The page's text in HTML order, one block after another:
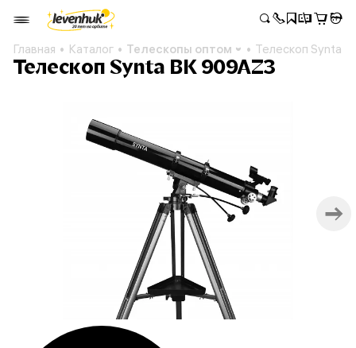
Главная Каталог Телескопы оптом Телескоп Synta
Телескоп Synta BK 909AZ3